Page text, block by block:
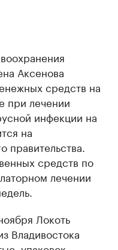
Аксенова
средств на
при лечении
инфекции на
на
правительства.
средств по
лечении
Локоть
Владивостока